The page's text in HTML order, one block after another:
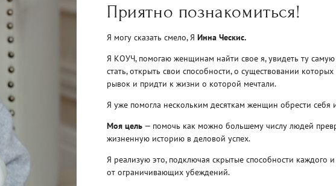
Приятно познакомиться!
Я могу сказать смело, Я Инна Ческис.
Я КОУЧ, помогаю женщинам найти свое я, увидеть ту самую
стать, открыть свои способности, о существовании
рывок и придти к жизни о которой мечтали.
Я уже помогла нескольким десяткам женщин обрести себя
Моя цель — помочь как можно большему числу людей
жизненную историю в деловой успех.
Я реализую это, подключая скрытые способности каждого
от ограничивающих убеждений.